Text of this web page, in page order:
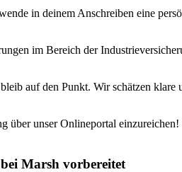
in deinem Anschreiben eine
im Bereich der
auf den Punkt. Wir schätzen
über unser Onlineportal
Marsh vorbereitet